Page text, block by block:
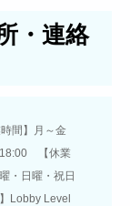
・連絡
間】月～金
【休業
・日曜・祝日
】Lobby Level